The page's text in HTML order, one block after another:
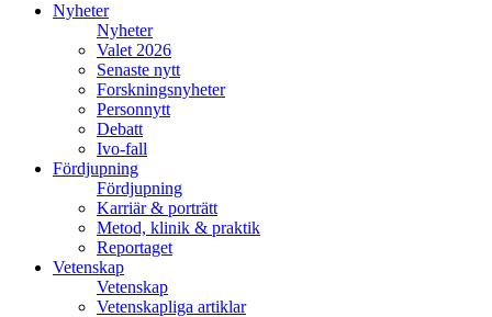
Nyheter
Nyheter
Valet 2026
Senaste nytt
Forskningsnyheter
Personnytt
Debatt
Ivo-fall
Fördjupning
Fördjupning
Karriär & porträtt
Metod, klinik & praktik
Reportaget
Vetenskap
Vetenskap
Vetenskapliga artiklar